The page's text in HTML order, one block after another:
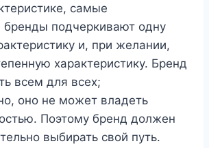
самые
бренды подчеркивают одну
и, при желании,
характеристику. Бренд
всем для всех;
оно не может владеть
Поэтому бренд должен
выбирать свой путь.